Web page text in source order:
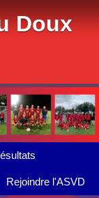
Doux
Rejoindre l'ASVD